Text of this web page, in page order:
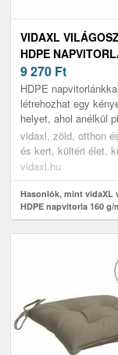
VIDAXL
HDPE
G/M² 3, 5 X 3, 5 X
9 270 Ft
HDPE
létrehozhat egy
helyet, ahol anélkül
hogy a nap káros
ki lenne téve, legyen
vidaxl, zöld, otthon
és kert, kültéri élet,
napernyők és
vidaxl.hu
Hasonlók, mint vidaXL
HDPE napvitorla 160 g/
4, 9 m